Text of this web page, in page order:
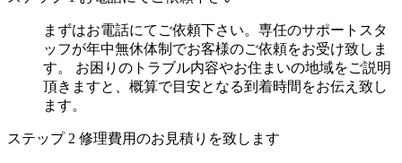
まずはお電話にてご依頼下さい。専任のサポートスタ
ッフが年中無休体制でお客様のご依頼をお受け致しま
す。 お困りのトラブル内容やお住まいの地域をご説明
頂きますと、概算で目安となる到着時間をお伝え致し
ます。
ステップ 2 修理費用のお見積りを致します